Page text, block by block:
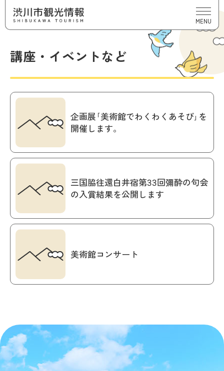
MENU
講座・イベントなど
企画展｢美術館でわくわくあそび｣を
開催します。
三国脇往還白井宿第33回彌酔の句会
の入賞結果を公開します
美術館コンサート